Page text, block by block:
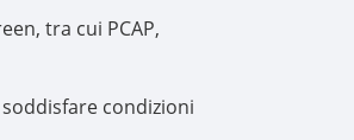
tra cui PCAP,
condizioni